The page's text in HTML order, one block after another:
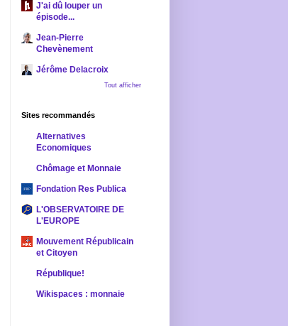
J'ai dû louper un
épisode...
Jean-Pierre
Chevènement
Jérôme Delacroix
Tout afficher
Sites recommandés
Alternatives
Economiques
Chômage et Monnaie
Fondation Res Publica
L'OBSERVATOIRE DE
L'EUROPE
Mouvement Républicain
et Citoyen
République!
Wikispaces : monnaie